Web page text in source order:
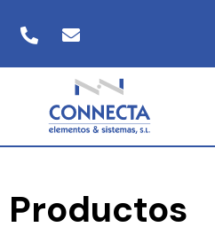
Productos